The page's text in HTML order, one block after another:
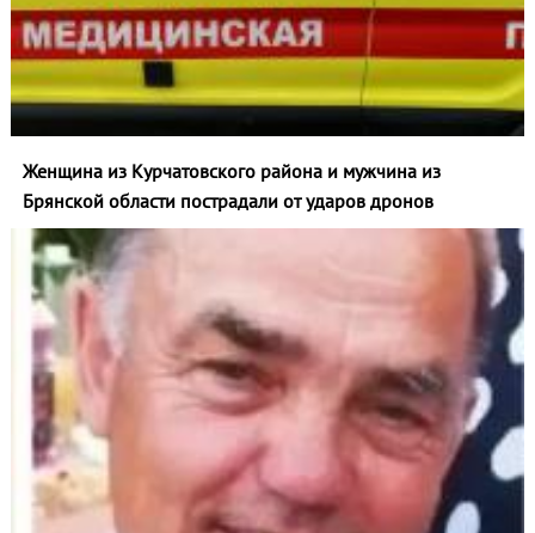
Женщина из Курчатовского района и мужчина из
Брянской области пострадали от ударов дронов